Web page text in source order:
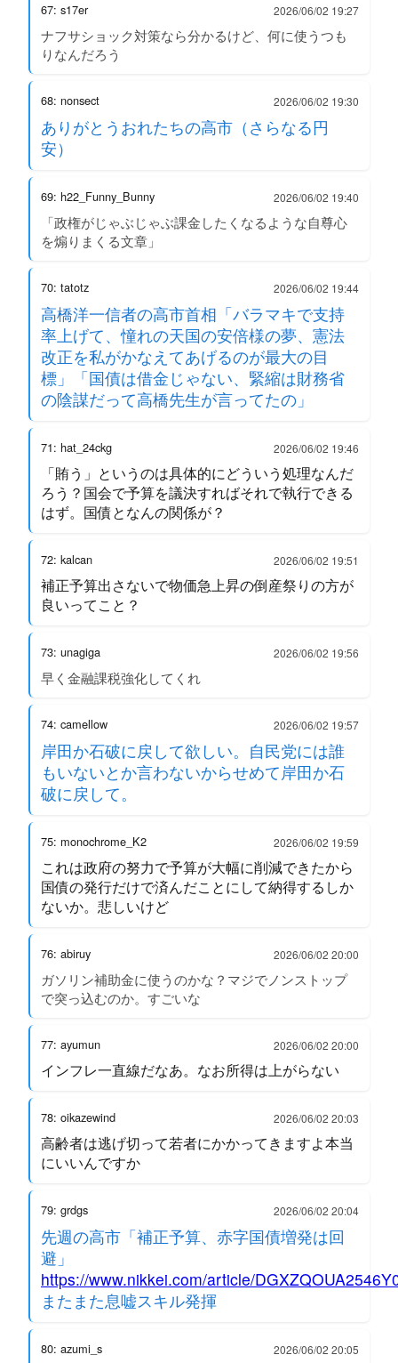
67: s17er 2026/06/02 19:27
ナフサショック対策なら分かるけど、何に使うつも
りなんだろう
68: nonsect 2026/06/02 19:30
ありがとうおれたちの高市（さらなる円
安）
69: h22_Funny_Bunny 2026/06/02 19:40
「政権がじゃぶじゃぶ課金したくなるような自尊心
を煽りまくる文章」
70: tatotz 2026/06/02 19:44
高橋洋一信者の高市首相「バラマキで支持
率上げて、憧れの天国の安倍様の夢、憲法
改正を私がかなえてあげるのが最大の目
標」「国債は借金じゃない、緊縮は財務省
の陰謀だって高橋先生が言ってたの」
71: hat_24ckg 2026/06/02 19:46
「賄う」というのは具体的にどういう処理なんだ
ろう？国会で予算を議決すればそれで執行できる
はず。国債となんの関係が？
72: kalcan 2026/06/02 19:51
補正予算出さないで物価急上昇の倒産祭りの方が
良いってこと？
73: unagiga 2026/06/02 19:56
早く金融課税強化してくれ
74: camellow 2026/06/02 19:57
岸田か石破に戻して欲しい。自民党には誰
もいないとか言わないからせめて岸田か石
破に戻して。
75: monochrome_K2 2026/06/02 19:59
これは政府の努力で予算が大幅に削減できたから
国債の発行だけで済んだことにして納得するしか
ないか。悲しいけど
76: abiruy 2026/06/02 20:00
ガソリン補助金に使うのかな？マジでノンストップ
で突っ込むのか。すごいな
77: ayumun 2026/06/02 20:00
インフレ一直線だなあ。なお所得は上がらない
78: oikazewind 2026/06/02 20:03
高齢者は逃げ切って若者にかかってきますよ本当
にいいんですか
79: grdgs 2026/06/02 20:04
先週の高市「補正予算、赤字国債増発は回
避」
https://www.nikkei.com/article/
またまた息嘘スキル発揮
80: azumi_s 2026/06/02 20:05